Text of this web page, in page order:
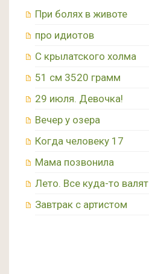
При болях в животе
про идиотов
С крылатского холма
51 см 3520 грамм
29 июля. Девочка!
Вечер у озера
Когда человеку 17
Мама позвонила
Лето. Все куда-то валят
Завтрак с артистом